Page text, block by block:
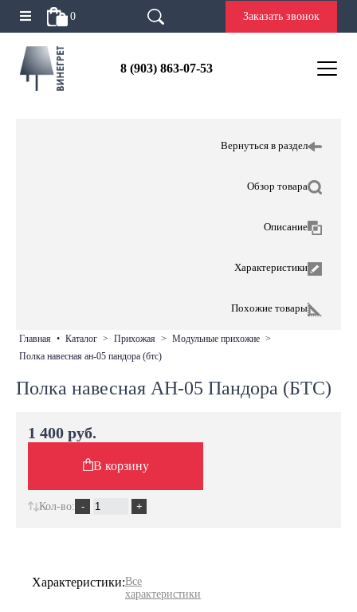
0 Заказать звонок
8 (903) 863-07-53
Вернуться в раздел
Обзор товара
Описание
Характеристики
Похожие товары
главная • каталог > прихожая > модульные прихожие >
полка навесная ан-05 пандора (бтс)
Полка навесная АН-05 Пандора (БТС)
Характеристики:Все
характеристики
1 400 руб.
В корзину
Кол-во: